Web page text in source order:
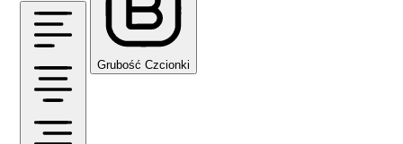
Grubość Czcionki